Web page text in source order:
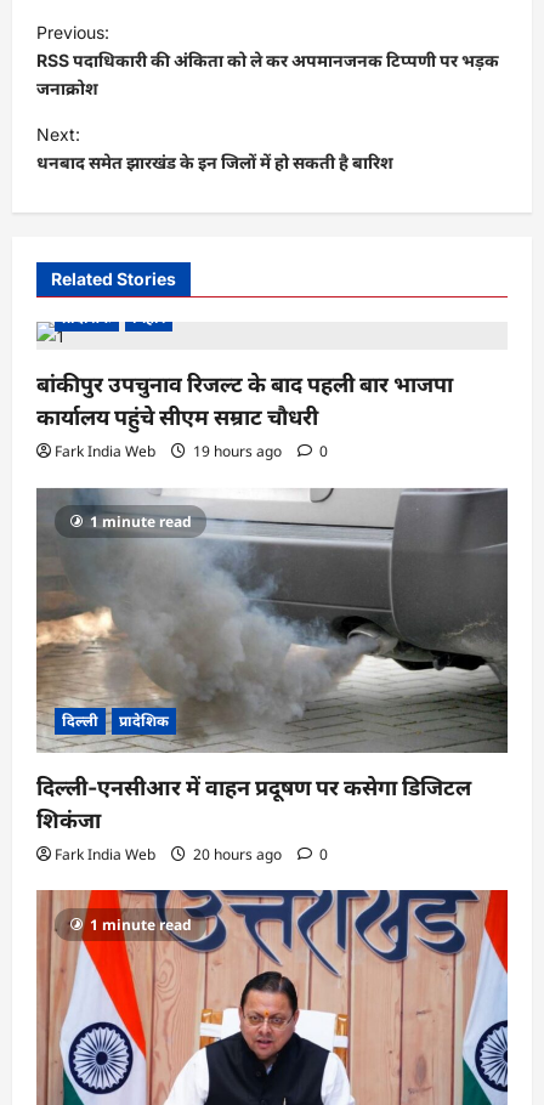
o
s
t
n
a
g
t
i
Previous:
RSS पदाधिकारी की अंकिता को ले कर अपमानजनक टिप्पणी पर भड़क
जनाक्रोश
Next:
धनबाद समेत झारखंड के इन जिलों में हो सकती है बारिश
Related Stories
प्रादेशिक
बिहार
बांकीपुर उपचुनाव रिजल्ट के बाद पहली बार भाजपा
कार्यालय पहुंचे सीएम सम्राट चौधरी
Fark India Web 19 hours ago 0
1 minute read
दिल्ली प्रादेशिक
दिल्ली-एनसीआर में वाहन प्रदूषण पर कसेगा डिजिटल
शिकंजा
Fark India Web 20 hours ago 0
1 minute read